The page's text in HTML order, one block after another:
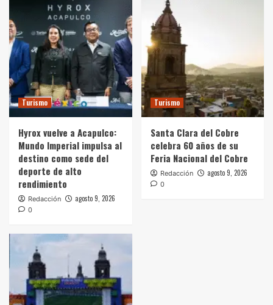
Turismo
Hyrox vuelve a Acapulco:
Mundo Imperial impulsa al
destino como sede del
deporte de alto
rendimiento
Redacción agosto 9, 2026
0
Turismo
Santa Clara del Cobre
celebra 60 años de su
Feria Nacional del Cobre
Redacción agosto 9, 2026
0